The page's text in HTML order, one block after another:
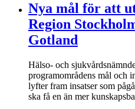
Nya mål för att
Region
Gotland
Hälso- och
programområdens mål och
lyfter fram insatser som
ska få en än mer